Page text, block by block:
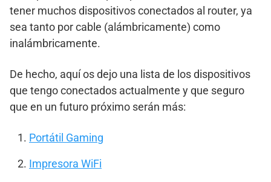
tener muchos dispositivos conectados al router, ya
sea tanto por cable (alámbricamente) como
inalámbricamente.
De hecho, aquí os dejo una lista de los dispositivos
que tengo conectados actualmente y que seguro
que en un futuro próximo serán más:
Portátil Gaming
Impresora WiFi